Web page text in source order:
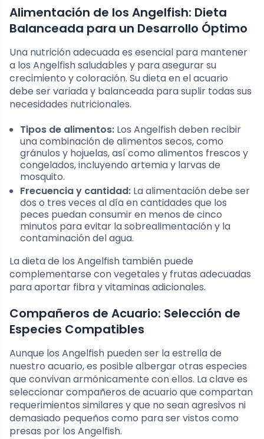
Alimentación de los Angelfish: Dieta
Balanceada para un Desarrollo Óptimo
Una nutrición adecuada es esencial para mantener
a los Angelfish saludables y para asegurar su
crecimiento y coloración. Su dieta en el acuario
debe ser variada y balanceada para suplir todas sus
necesidades nutricionales.
Tipos de alimentos: Los Angelfish deben recibir
una combinación de alimentos secos, como
gránulos y hojuelas, así como alimentos frescos y
congelados, incluyendo artemia y larvas de
mosquito.
Frecuencia y cantidad: La alimentación debe ser
dos o tres veces al día en cantidades que los
peces puedan consumir en menos de cinco
minutos para evitar la sobrealimentación y la
contaminación del agua.
La dieta de los Angelfish también puede
complementarse con vegetales y frutas adecuadas
para aportar fibra y vitaminas adicionales.
Compañeros de Acuario: Selección de
Especies Compatibles
Aunque los Angelfish pueden ser la estrella de
nuestro acuario, es posible albergar otras especies
que convivan armónicamente con ellos. La clave es
seleccionar compañeros de acuario que compartan
requerimientos similares y que no sean agresivos ni
demasiado pequeños como para ser vistos como
presas por los Angelfish.